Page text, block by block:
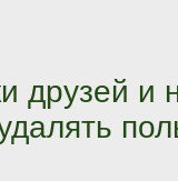
друзей и